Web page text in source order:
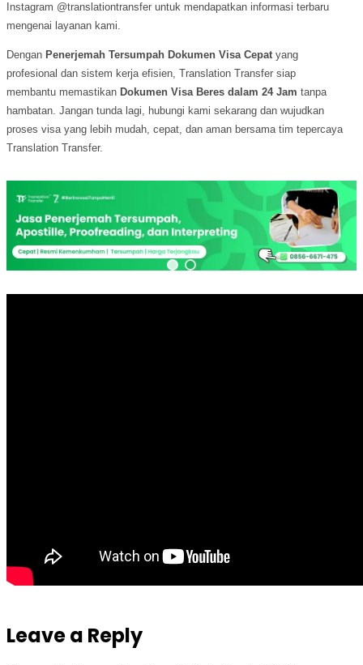
Instagram @translationtransfer untuk mendapatkan informasi terbaru
mengenai layanan kami.
Dengan Penerjemah Tersumpah Dokumen Visa Cepat yang
profesional dan sistem kerja efisien, Translation Transfer siap
membantu memastikan Dokumen Visa Beres dalam 24 Jam tanpa
hambatan. Jangan tunda lagi, hubungi kami sekarang dan wujudkan
proses visa yang lebih mudah, cepat, dan aman bersama tim tepercaya
Translation Transfer.
Leave a Reply